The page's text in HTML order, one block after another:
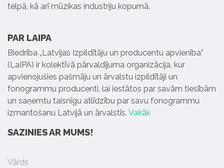
telpā, kā arī mūzikas industriju kopumā.
PAR LAIPA
Biedrība „Latvijas Izpildītāju un producentu apvienība”
(LaIPA) ir kolektīvā pārvaldījuma organizācija, kur
apvienojušies pašmāju un ārvalstu izpildītāji un
fonogrammu producenti, lai iestātos par savām tiesībām
un saņemtu taisnīgu atlīdzību par savu fonogrammu
izmantošanu Latvijā un ārvalstīs. Vairāk
SAZINIES AR MUMS!
Vārds